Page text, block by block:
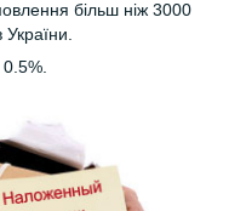
більш ніж 3000
України.